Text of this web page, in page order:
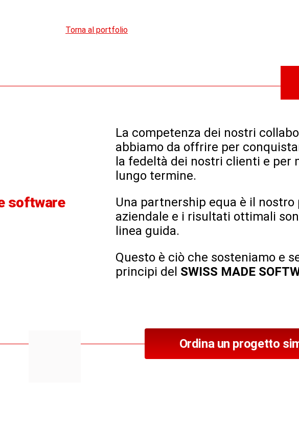
Torna al portfolio
software
La competenza dei nostri
abbiamo da offrire per
la fedeltà dei nostri clienti e per
lungo termine.
Una partnership equa è il
aziendale e i risultati ottimali
linea guida.
Questo è ciò che sosteniamo e
principi del SWISS MADE
Ordina un progetto